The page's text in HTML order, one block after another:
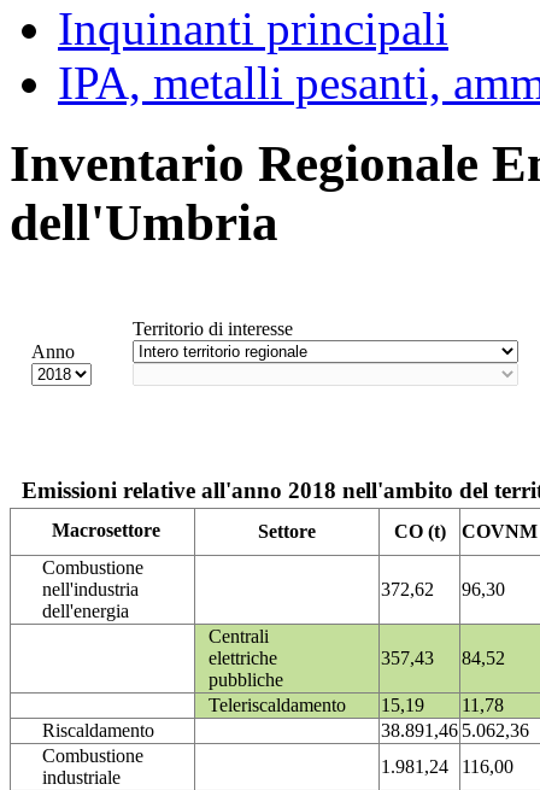
Inquinanti principali
IPA, metalli pesanti,
Inventario Regionale
dell'Umbria
Anno
Territorio di interesse
Emissioni relative all'anno 2018 nell'ambito del
Macrosettore Settore CO (t)
COVNM
Combustione
nell'industria
dell'energia
372,62 96,30
Centrali
elettriche
pubbliche
357,43 84,52
Teleriscaldamento 15,19
11,78
Riscaldamento
38.891,46 5.062,36
Combustione
industriale
1.981,24
116,00